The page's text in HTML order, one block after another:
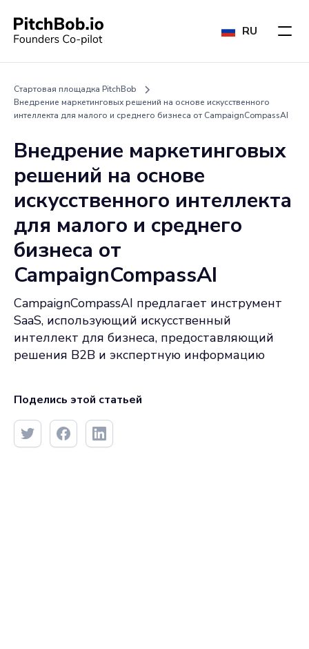
RU
Стартовая площадка PitchBob
Внедрение маркетинговых решений на основе искусственного
интеллекта для малого и среднего бизнеса от CampaignCompassAI
Внедрение маркетинговых
решений на основе
искусственного интеллекта
для малого и среднего
бизнеса от
CampaignCompassAI
CampaignCompassAI предлагает инструмент
SaaS, использующий искусственный
интеллект для бизнеса, предоставляющий
решения B2B и экспертную информацию
Поделись этой статьей